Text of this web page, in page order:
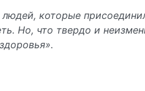
людей, которые
Но, что твердо и